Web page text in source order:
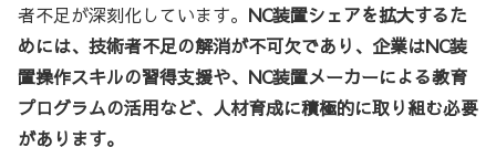
者不足が深刻化しています。 NC装置シェアを拡大するた
めには、技術者不足の解消が不可欠であり、企業はNC装
置操作スキルの習得支援や、NC装置メーカーによる教育
プログラムの活用など、人材育成に積極的に取り組む必要
があります。